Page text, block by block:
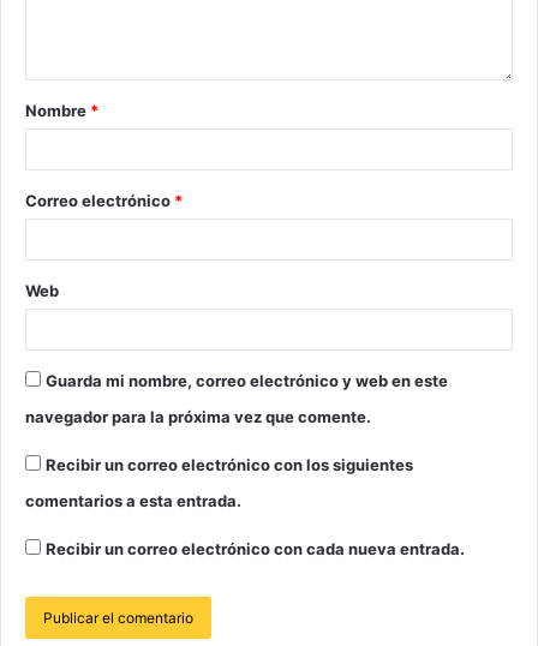
Nombre *
Correo electrónico *
Web
Guarda mi nombre, correo electrónico y web en este
navegador para la próxima vez que comente.
Recibir un correo electrónico con los siguientes
comentarios a esta entrada.
Recibir un correo electrónico con cada nueva entrada.